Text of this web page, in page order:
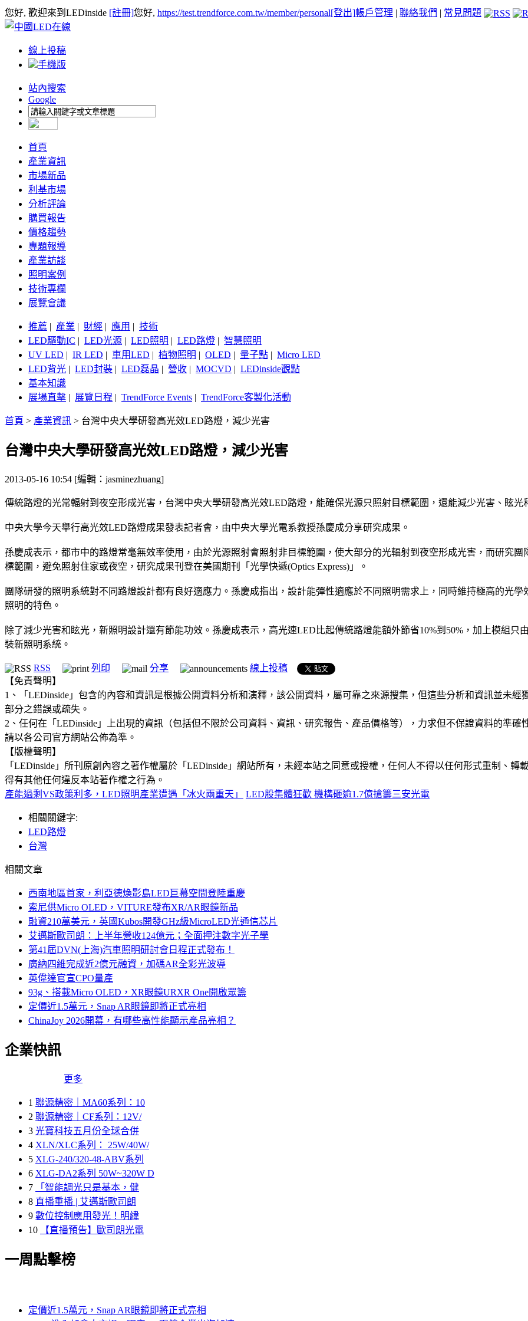
您好, 歡迎來到LEDinside [註冊]您好, https://test.trendforce.com.tw/member/personal[登出]帳戶管理 | 聯絡我們 | 常見問題
線上投稿
手機版
站內搜索
Google
首頁
產業資訊
市場新品
利基市場
分析評論
購買報告
價格趨勢
專題報導
產業訪談
照明案例
技術專欄
展覽會議
推薦 | 產業 | 財經 | 應用 | 技術
LED驅動IC | LED光源 | LED照明 | LED路燈 | 智慧照明
UV LED | IR LED | 車用LED | 植物照明 | OLED | 量子點 | Micro LED
LED背光 | LED封裝 | LED磊晶 | 營收 | MOCVD | LEDinside觀點
基本知識
展場直擊 | 展覽日程 | TrendForce Events | TrendForce客製化活動
首頁 > 產業資訊 > 台灣中央大學研發高光效LED路燈，減少光害
台灣中央大學研發高光效LED路燈，減少光害
2013-05-16 10:54 [編輯：jasminezhuang]
傳統路燈的光常輻射到夜空形成光害，台灣中央大學研發高光效LED路燈，能確保光源只照射目標範圍，還能減少光害、眩光
中央大學今天舉行高光效LED路燈成果發表記者會，由中央大學光電系教授孫慶成分享研究成果。
孫慶成表示，都市中的路燈常毫無效率使用，由於光源照射會照射非目標範圍，使大部分的光輻射到夜空形成光害，而研究
標範圍，避免照射住家或夜空，研究成果刊登在美國期刊「光學快遞(Optics Express)」。
團隊研發的照明系統對不同路燈設計都有良好適應力。孫慶成指出，設計能彈性適應於不同照明需求上，同時維持極高的光
照明的特色。
除了減少光害和眩光，新照明設計還有節能功效。孫慶成表示，高光速LED比起傳統路燈能額外節省10%到50%，加上模組
裝新照明系統。
RSS 列印 分享
線上投稿
【免責聲明】
1、「LEDinside」包含的內容和資訊是根據公開資料分析和演釋，該公開資料，屬可靠之來源搜集，但這些分析和資訊並未
部分之錯誤或疏失。
2、任何在「LEDinside」上出現的資訊（包括但不限於公司資料、資訊、研究報告、產品價格等），力求但不保證資料的準
請以各公司官方網站公佈為準。
【版權聲明】
「LEDinside」所刊原創內容之著作權屬於「LEDinside」網站所有，未經本站之同意或授權，任何人不得以任何形式重制、
得有其他任何違反本站著作權之行為。
產能過剩VS政策利多，LED照明產業遭遇「冰火兩重天」
LED股集體狂歡 機構砸逾1.7億搶籌三安光電
相關關鍵字:
LED路燈
台灣
相關文章
西南地區首家，利亞德煥影島LED巨幕空間登陸重慶
索尼供Micro OLED，VITURE發布XR/AR眼鏡新品
融資210萬美元，英國Kubos開發GHz級MicroLED光通信芯片
艾邁斯歐司朗：上半年營收124億元；全面押注數字光子學
第41屆DVN(上海)汽車照明研討會日程正式發布！
廣納四維完成近2億元融資，加碼AR全彩光波導
英偉達官宣CPO量產
93g、搭載Micro OLED，XR眼鏡URXR One開啟眾籌
定價近1.5萬元，Snap AR眼鏡即將正式亮相
ChinaJoy 2026開幕，有哪些高性能顯示產品亮相？
企業快訊
更多
1 聯源精密｜MA60系列：10
2 聯源精密｜CF系列：12V/
3 光寶科技五月份全球合併
4 XLN/XLC系列： 25W/40W/
5 XLG-240/320-48-ABV系列
6 XLG-DA2系列 50W~320W D
7
「智能調光只是基本，健
8 直播重播 | 艾邁斯歐司朗
9 數位控制應用發光！明緯
10
【直播預告】歐司朗光電
一周點擊榜
定價近1.5萬元，Snap AR眼鏡即將正式亮相